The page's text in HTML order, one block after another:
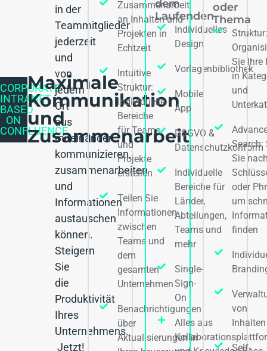
CORPORATE
INTRANET
BASED
ON
CONFLUENCE
Maximale
Kommunikation
und
Zusammenarbeit
in der
Teammitglieder
jederzeit
und
von
jedem
Ort
aus
miteinander
kommunizieren,
zusammenarbeiten
und
Informationen
austauschen
können.
Steigern
Sie
die
Produktivität
Ihres
Unternehmens.
Jetzt!
Zusammenarbeit
an Inhalten und
Projekten in
Echtzeit
Intuitive
Struktur:
Individuelle
Bereiche
für Teams
und
Projekte
erstellen
Teilen Sie
Informationen
zwischen
Teams und
dem
gesamten
Unternehmen
Benachrichtigungen
über
Aktualisierungen in
dem
Laufenden
Individuelles
Design
Vorlagenbibliothek
Mobile
App
DSGVO &
Datenschutzkonform
Individuelle
Bereiche für
Länder,
Abteilungen,
Teams und
mehr
Single-
Sign-
On
Alles aus
oder
Thema
Sie Ihre
in
und
Search:
Sie
oder
um
finden
von
Inhalten
Self-